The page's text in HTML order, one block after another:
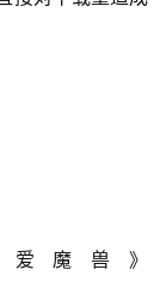
魔兽》